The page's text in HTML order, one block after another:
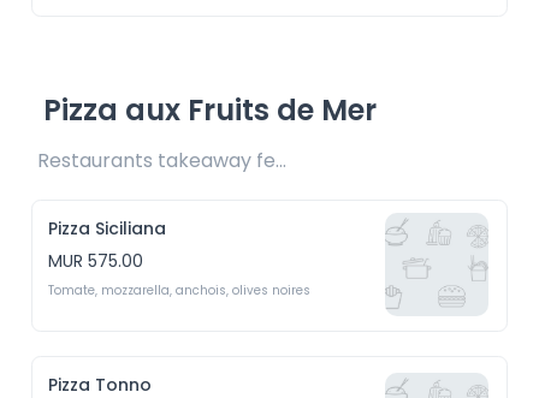
Pizza aux Fruits de Mer
Restaurants takeaway fee Rs25/Rs35 included
Pizza Siciliana
MUR 575.00
Pizza Tonno